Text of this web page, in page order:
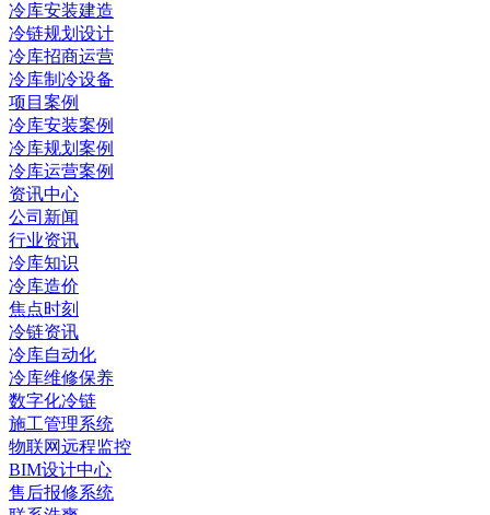
冷库安装建造
冷链规划设计
冷库招商运营
冷库制冷设备
项目案例
冷库安装案例
冷库规划案例
冷库运营案例
资讯中心
公司新闻
行业资讯
冷库知识
冷库造价
焦点时刻
冷链资讯
冷库自动化
冷库维修保养
数字化冷链
施工管理系统
物联网远程监控
BIM设计中心
售后报修系统